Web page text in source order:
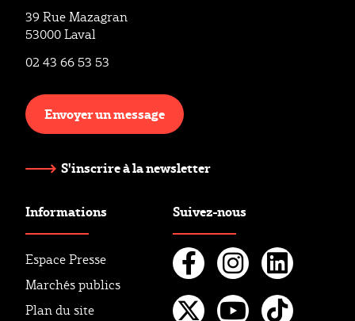
39 Rue Mazagran
53000 Laval
02 43 66 53 53
Envoyer un message
S'inscrire à la newsletter
Informations
Espace Presse
Marchés publics
Plan du site
Suivez-nous
Facebook